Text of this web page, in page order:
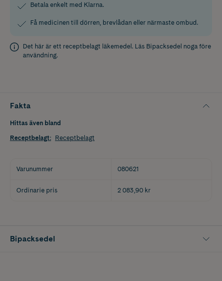
Betala enkelt med Klarna.
Få medicinen till dörren, brevlådan eller närmaste ombud.
Det här är ett receptbelagt läkemedel. Läs Bipacksedel noga före
användning.
Fakta
Hittas även bland
Receptbelagt: Receptbelagt
Varunummer 080621
Ordinarie pris 2 083,90 kr
Bipacksedel